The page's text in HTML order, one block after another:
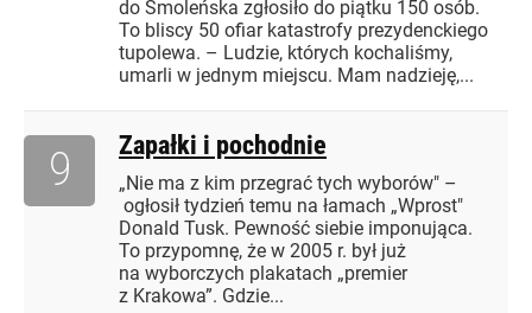
do Smoleńska zgłosiło do piątku 150 osób.
To bliscy 50 ofiar katastrofy prezydenckiego
tupolewa. – Ludzie, których kochaliśmy,
umarli w jednym miejscu. Mam nadzieję,...
Zapałki i pochodnie
„Nie ma z kim przegrać tych wyborów" –
ogłosił tydzień temu na łamach „Wprost"
Donald Tusk. Pewność siebie imponująca.
To przypomnę, że w 2005 r. był już
na wyborczych plakatach „premier
z Krakowa”. Gdzie...
9